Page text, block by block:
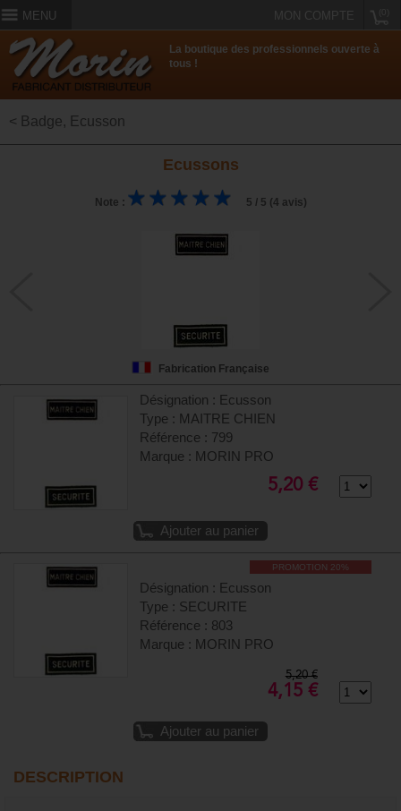
MENU MON COMPTE
La boutique des professionnels ouverte à
tous !
< Badge, Ecusson
Ecussons
Note : 5 / 5 (4 avis)
Fabrication Française
Désignation : Ecusson
Type : MAITRE CHIEN
Référence : 799
Marque : MORIN PRO
5,20 €
Ajouter au panier
PROMOTION 20%
Désignation : Ecusson
Type : SECURITE
Référence : 803
Marque : MORIN PRO
5,20 €
4,15 €
Ajouter au panier
DESCRIPTION